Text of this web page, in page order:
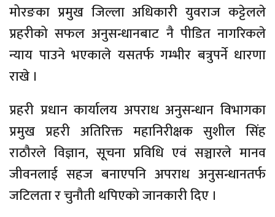
मोरङका प्रमुख जिल्ला अधिकारी युवराज कट्टेलले
प्रहरीको सफल अनुसन्धानबाट नै पीडित नागरिकले
न्याय पाउने भएकाले यसतर्फ गम्भीर बत्रुपर्ने धारणा
राखे ।
प्रहरी प्रधान कार्यालय अपराध अनुसन्धान विभागका
प्रमुख प्रहरी अतिरिक्त महानिरीक्षक सुशील सिंह
राठौरले विज्ञान, सूचना प्रविधि एवं सञ्चारले मानव
जीवनलाई सहज बनाएपनि अपराध अनुसन्धानतर्फ
जटिलता र चुनौती थपिएको जानकारी दिए ।